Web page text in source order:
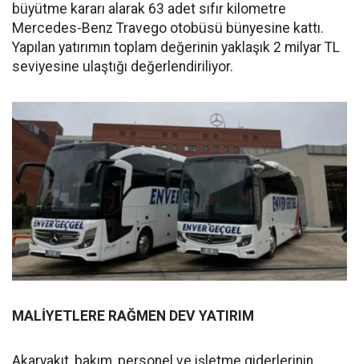
büyütme kararı alarak 63 adet sıfır kilometre
Mercedes-Benz Travego otobüsü bünyesine kattı.
Yapılan yatırımın toplam değerinin yaklaşık 2 milyar TL
seviyesine ulaştığı değerlendiriliyor.
MALİYETLERE RAĞMEN DEV YATIRIM